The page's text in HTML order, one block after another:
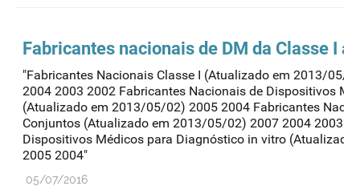
Fabricantes nacionais de DM da Classe I
"Fabricantes Nacionais Classe I (Atualizado em 2013/05/
2004 2003 2002 Fabricantes Nacionais de Dispositivos
(Atualizado em 2013/05/02) 2005 2004 Fabricantes
Conjuntos (Atualizado em 2013/05/02) 2007 2004 2003
Dispositivos Médicos para Diagnóstico in vitro
2005 2004"
05/07/2016